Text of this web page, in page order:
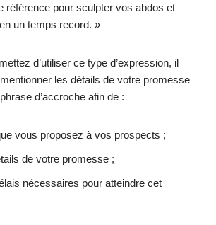
référence pour sculpter vos abdos et
un temps record. »
d’utiliser ce type d’expression, il
les détails de votre promesse
d’accroche afin de :
vous proposez à vos prospects ;
de votre promesse ;
nécessaires pour atteindre cet